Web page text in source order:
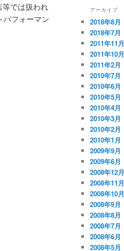
では扱われ
パフォーマン
アーカイブ
2018年8月
2018年7月
2011年11月
2011年10月
2011年2月
2010年7月
2010年6月
2010年5月
2010年4月
2010年3月
2010年2月
2010年1月
2009年9月
2009年6月
2008年12月
2008年11月
2008年10月
2008年9月
2008年8月
2008年7月
2008年6月
2008年5月